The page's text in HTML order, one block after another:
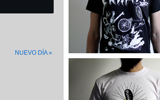
NUEVO DÍA»